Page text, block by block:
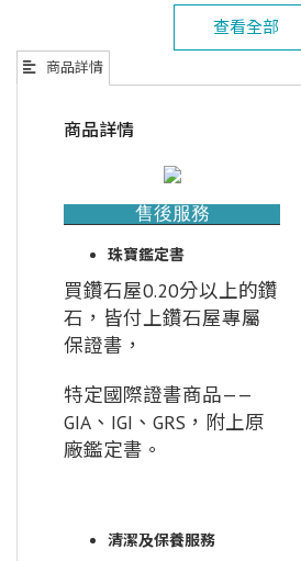
查看全部
商品詳情
商品詳情
售後服務
珠寶鑑定書
買鑽石屋0.20分以上的鑽
石，皆付上鑽石屋專屬
保證書，
特定國際證書商品——
GIA、IGI、GRS，附上原
廠鑑定書。
清潔及保養服務